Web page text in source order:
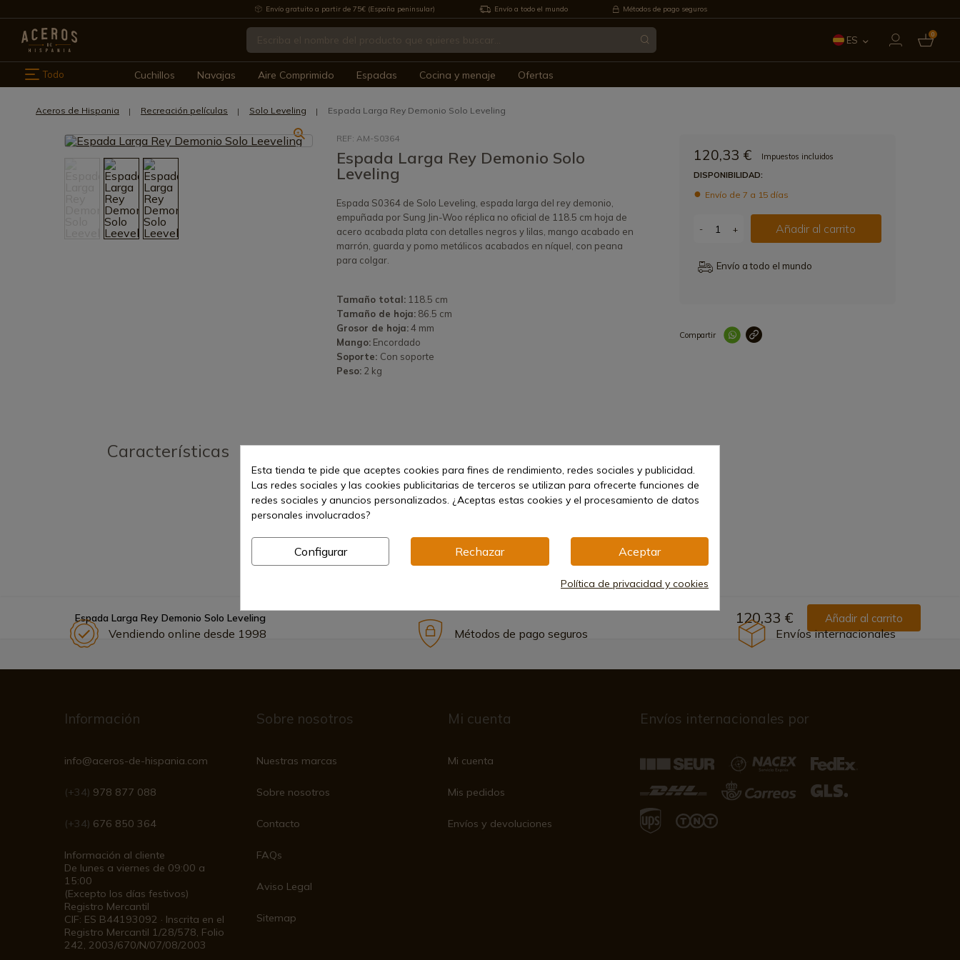
Envío gratuito a partir de 75€ (España peninsular) Envío a todo el mundo Métodos de pago seguros
ES 0
Todo Cuchillos Navajas Aire Comprimido Espadas Cocina y menaje Ofertas
Aceros de Hispania Recreación películas Solo Leveling Espada Larga Rey Demonio Solo Leveling
REF: AM-S0364
Espada Larga Rey Demonio Solo
Leveling
Espada S0364 de Solo Leveling, espada larga del rey demonio,
empuñada por Sung Jin-Woo réplica no oficial de 118.5 cm hoja de
acero acabada plata con detalles negros y lilas, mango acabado en
marrón, guarda y pomo metálicos acabados en níquel, con peana
para colgar.
Tamaño total:118.5 cm
Tamaño de hoja:86.5 cm
Grosor de hoja:4 mm
Mango:Encordado
Soporte: Con soporte
Peso:2 kg
120,33 €
Impuestos incluidos
DISPONIBILIDAD:
Envío de 7 a 15 días
- + Añadir al carrito
Envío a todo el mundo
Compartir
Características
Espada Larga Rey Demonio Solo Leveling 120,33 € Añadir al carrito
Vendiendo online desde 1998 Métodos de pago seguros Envíos internacionales
Información
info@aceros-de-hispania.com
(+34) 978 877 088
(+34) 676 850 364
Información al cliente
De lunes a viernes de 09:00 a
15:00
(Excepto los días festivos)
Registro Mercantil
CIF: ES B44193092 · Inscrita en el
Registro Mercantil 1/28/578, Folio
242, 2003/670/N/07/08/2003
Sobre nosotros
Nuestras marcas
Sobre nosotros
Contacto
FAQs
Aviso Legal
Sitemap
Mi cuenta
Mi cuenta
Mis pedidos
Envíos y devoluciones
Envíos internacionales por
Esta tienda te pide que aceptes cookies para fines de rendimiento, redes sociales y publicidad.
Las redes sociales y las cookies publicitarias de terceros se utilizan para ofrecerte funciones de
redes sociales y anuncios personalizados. ¿Aceptas estas cookies y el procesamiento de datos
personales involucrados?
Configurar Rechazar Aceptar
Política de privacidad y cookies